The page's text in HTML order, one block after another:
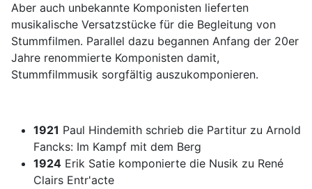
Aber auch unbekannte Komponisten lieferten
musikalische Versatzstücke für die Begleitung von
Stummfilmen. Parallel dazu begannen Anfang der 20er
Jahre renommierte Komponisten damit,
Stummfilmmusik sorgfältig auszukomponieren.
1921 Paul Hindemith schrieb die Partitur zu Arnold
Fancks: Im Kampf mit dem Berg
1924 Erik Satie komponierte die Nusik zu René
Clairs Entr'acte